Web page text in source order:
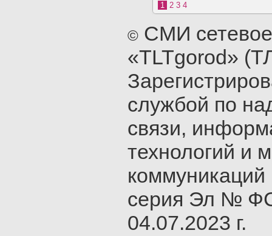
1 2 3 4
© СМИ
«TLTgorod»
службой по
связи,
технологий и
серия Эл №
04.07.2023 г.